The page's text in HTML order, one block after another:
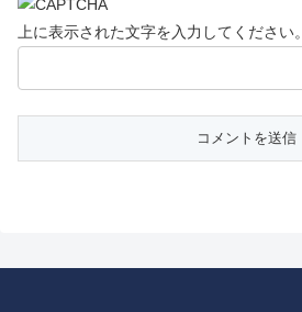
上に表示された文字を入力してください。